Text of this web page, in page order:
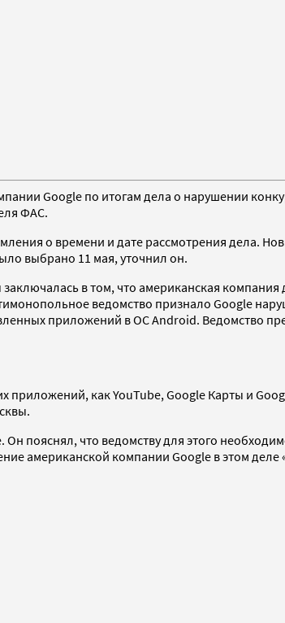
Google по итогам дела о нарушении
ФАС.
о времени и дате рассмотрения дела.
выбрано 11 мая, уточнил он.
в том, что американская компания
ведомство признало Google
приложений в ОС Android. Ведомство
приложений, как YouTube, Google Карты и
пояснял, что ведомству для этого
американской компании Google в этом деле